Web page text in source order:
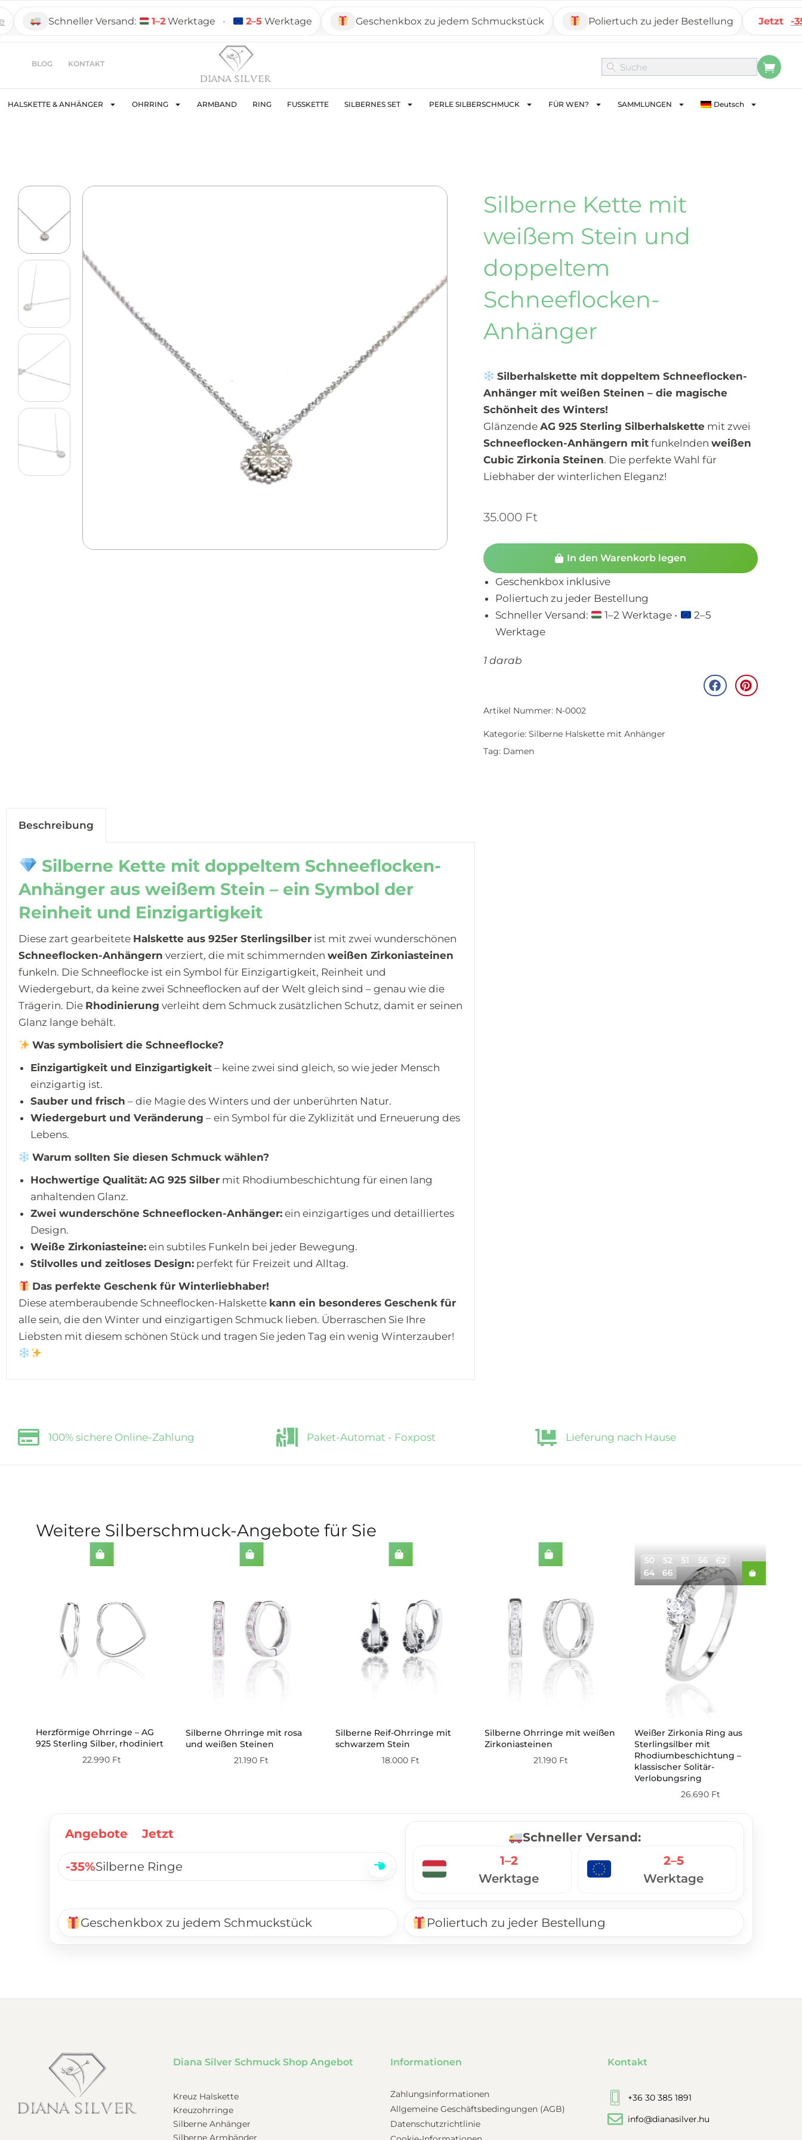
BLOG KONTAKT
HALSKETTE & ANHÄNGER OHRRING ARMBAND RING FUSSKETTE SILBERNES SET PERLE SILBERSCHMUCK FÜR WEN? SAMMLUNGEN Deutsch
Schneller Versand: 1–2Werktage • 2–5Werktage Geschenkbox zu jedem Schmuckstück Poliertuch zu jeder Bestellung Jetzt -35%
Silberne Kette mit
weißem Stein und
doppeltem
Schneeflocken-
Anhänger
Silberhalskette mit doppeltem Schneeflocken-
Anhänger mit weißen Steinen – die magische
Schönheit des Winters!
Glänzende AG 925 Sterling Silberhalskette mit zwei
Schneeflocken-Anhängern mit funkelnden weißen
Cubic Zirkonia Steinen. Die perfekte Wahl für
Liebhaber der winterlichen Eleganz!
35.000 Ft
In den Warenkorb legen
Geschenkbox inklusive
Poliertuch zu jeder Bestellung
Schneller Versand:
1–2 Werktage •
2–5
Werktage
1 darab
Artikel Nummer: N-0002
Kategorie: Silberne Halskette mit Anhänger
Tag: Damen
Beschreibung
Silberne Kette mit doppeltem Schneeflocken-
Anhänger aus weißem Stein – ein Symbol der
Reinheit und Einzigartigkeit
Diese zart gearbeitete Halskette aus 925er Sterlingsilber ist mit zwei wunderschönen
Schneeflocken-Anhängern verziert, die mit schimmernden weißen Zirkoniasteinen
funkeln. Die Schneeflocke ist ein Symbol für Einzigartigkeit, Reinheit und
Wiedergeburt, da keine zwei Schneeflocken auf der Welt gleich sind – genau wie die
Trägerin. Die Rhodinierung verleiht dem Schmuck zusätzlichen Schutz, damit er seinen
Glanz lange behält.
Was symbolisiert die Schneeflocke?
Einzigartigkeit und Einzigartigkeit – keine zwei sind gleich, so wie jeder Mensch
einzigartig ist.
Sauber und frisch – die Magie des Winters und der unberührten Natur.
Wiedergeburt und Veränderung – ein Symbol für die Zyklizität und Erneuerung des
Lebens.
Warum sollten Sie diesen Schmuck wählen?
Hochwertige Qualität: AG 925 Silber mit Rhodiumbeschichtung für einen lang
anhaltenden Glanz.
Zwei wunderschöne Schneeflocken-Anhänger: ein einzigartiges und detailliertes
Design.
Weiße Zirkoniasteine: ein subtiles Funkeln bei jeder Bewegung.
Stilvolles und zeitloses Design: perfekt für Freizeit und Alltag.
Das perfekte Geschenk für Winterliebhaber!
Diese atemberaubende Schneeflocken-Halskette kann ein besonderes Geschenk für
alle sein, die den Winter und einzigartigen Schmuck lieben. Überraschen Sie Ihre
Liebsten mit diesem schönen Stück und tragen Sie jeden Tag ein wenig Winterzauber!
100% sichere Online-Zahlung Paket-Automat - Foxpost Lieferung nach Hause
Weitere Silberschmuck-Angebote für Sie
Herzförmige Ohrringe – AG
925 Sterling Silber, rhodiniert
22.990 Ft
Silberne Ohrringe mit rosa
und weißen Steinen
21.190 Ft
Silberne Reif-Ohrringe mit
schwarzem Stein
18.000 Ft
Silberne Ohrringe mit weißen
Zirkoniasteinen
21.190 Ft
50 52 51 56
62
64
66
Weißer Zirkonia Ring aus
Sterlingsilber mit
Rhodiumbeschichtung –
klassischer Solitär-
Verlobungsring
26.690 Ft
Angebote Jetzt
-35%Silberne Ringe
Schneller Versand:
1–2
Werktage
2–5
Werktage
Geschenkbox zu jedem Schmuckstück Poliertuch zu jeder Bestellung
Diana Silver Schmuck Shop Angebot
Kreuz Halskette
Kreuzohrringe
Silberne Anhänger
Silberne Armbänder
Informationen
Zahlungsinformationen
Allgemeine Geschäftsbedingungen (AGB)
Datenschutzrichtlinie
Kontakt
+36 30 385 1891
info@dianasilver.hu